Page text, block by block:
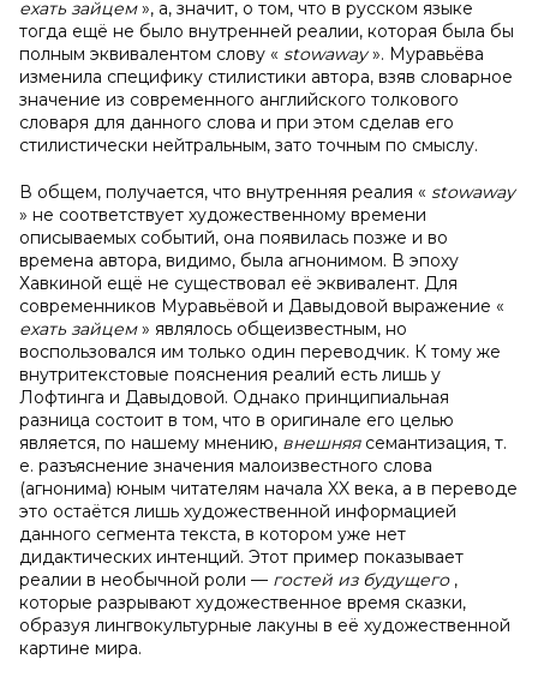
ехать зайцем», а, значит, о том, что в русском языке
тогда ещё не было внутренней реалии, которая была бы
полным эквивалентом слову « stowaway». Муравьёва
изменила специфику стилистики автора, взяв словарное
значение из современного английского толкового
словаря для данного слова и при этом сделав его
стилистически нейтральным, зато точным по смыслу.
В общем, получается, что внутренняя реалия « stowaway
» не соответствует художественному времени
описываемых событий, она появилась позже и во
времена автора, видимо, была агнонимом. В эпоху
Хавкиной ещё не существовал её эквивалент. Для
современников Муравьёвой и Давыдовой выражение «
ехать зайцем» являлось общеизвестным, но
воспользовался им только один переводчик. К тому же
внутритекстовые пояснения реалий есть лишь у
Лофтинга и Давыдовой. Однако принципиальная
разница состоит в том, что в оригинале его целью
является, по нашему мнению, внешняя семантизация, т.
е. разъяснение значения малоизвестного слова
(агнонима) юным читателям начала XX века, а в переводе
это остаётся лишь художественной информацией
данного сегмента текста, в котором уже нет
дидактических интенций. Этот пример показывает
реалии в необычной роли — гостей из будущего ,
которые разрывают художественное время сказки,
образуя лингвокультурные лакуны в её художественной
картине мира.